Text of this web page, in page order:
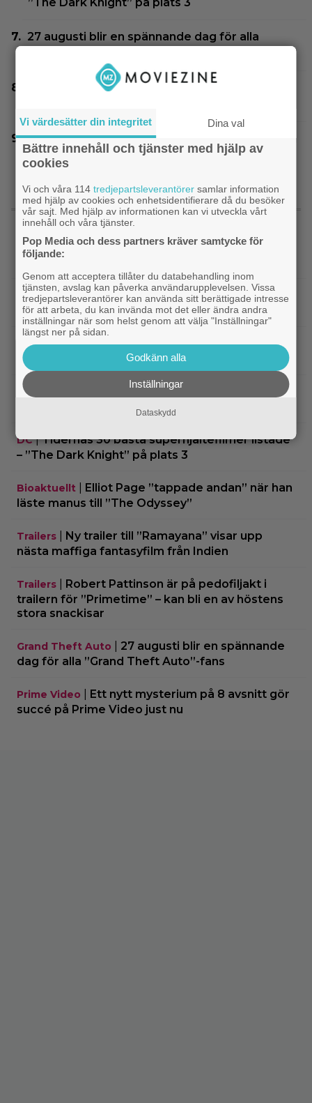
27 augusti blir en spännande dag för alla
Netflix har släppt 18 svenska originalfilmer –
Disney-chefen försvarar årets biofloppar:
”Kommer gå bra på streaming”
SENASTE NYTT
Kommande filmer|Nu vet vi vem som spelar
skurken Ganondorf i ”The Legend of Zelda”
Casting|Jim Carrey klar för ny långfilm –
baserad på älskad animerad serie
Casting|Från ”Heartstopper” till ”X-Men”? Kit
Connor kan bli nye Cyclops
Bioaktuellt
Nya svenska filmen kallas ”årets
charmigaste komedi” – nu på bio
DC|Tidernas 30 bästa superhjältefilmer listade
– ”The Dark Knight” på plats 3
Bioaktuellt
Elliot Page ”tappade andan” när han
läste manus till ”The Odyssey”
Trailers
Ny trailer till ”Ramayana” visar upp
nästa maffiga fantasyfilm från Indien
Trailers
Robert Pattinson är på pedofiljakt i
trailern för ”Primetime” – kan bli en av höstens
stora snackisar
Grand Theft Auto
27 augusti blir en spännande
dag för alla ”Grand Theft Auto”-fans
Prime Video
Ett nytt mysterium på 8 avsnitt gör
succé på Prime Video just nu
Vi värdesätter din integritet Dina val
Bättre innehåll och tjänster med hjälp av
cookies
Vi och våra 114tredjepartsleverantörer samlar information
med hjälp av cookies och enhetsidentifierare då du besöker
vår sajt. Med hjälp av informationen kan vi utveckla vårt
innehåll och våra tjänster.
Pop Media och dess partners kräver samtycke för
följande:
Genom att acceptera tillåter du databehandling inom
tjänsten, avslag kan påverka användarupplevelsen. Vissa
tredjepartsleverantörer kan använda sitt berättigade intresse
för att arbeta, du kan invända mot det eller ändra andra
inställningar när som helst genom att välja "Inställningar"
längst ner på sidan.
Godkänn alla
Inställningar
Dataskydd